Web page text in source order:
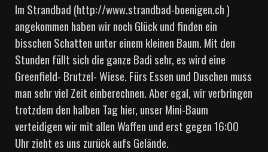
Im Strandbad (http://www.strandbad-boenigen.ch )
angekommen haben wir noch Glück und finden ein
bisschen Schatten unter einem kleinen Baum. Mit den
Stunden füllt sich die ganze Badi sehr, es wird eine
Greenfield- Brutzel- Wiese. Fürs Essen und Duschen muss
man sehr viel Zeit einberechnen. Aber egal, wir verbringen
trotzdem den halben Tag hier, unser Mini-Baum
verteidigen wir mit allen Waffen und erst gegen 16:00
Uhr zieht es uns zurück aufs Gelände.